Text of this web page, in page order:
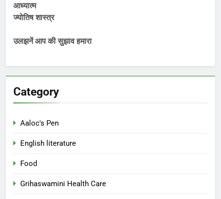
आध्यात्म
ज्योतिष शास्त्र
उलझनें आप की सुझाव हमारा
Category
Aaloc's Pen
English literature
Food
Grihaswamini Health Care